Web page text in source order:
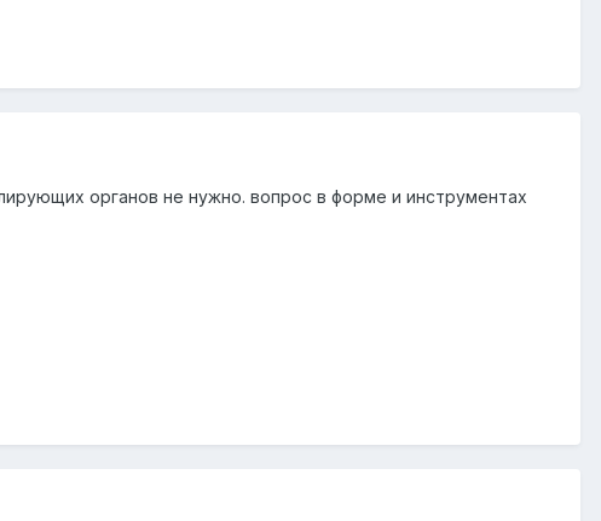
органов не нужно. вопрос в форме и инструментах